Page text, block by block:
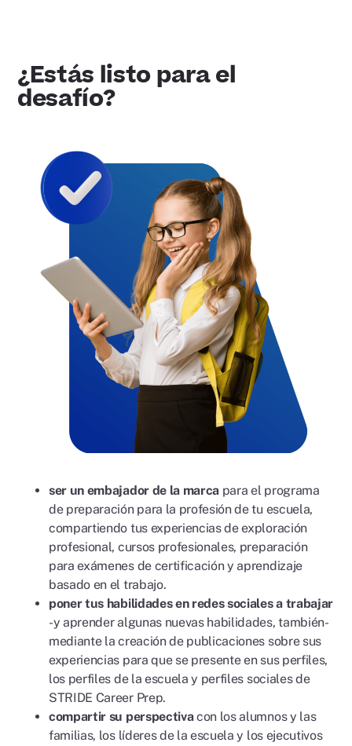
¿Estás listo para el
desafío?
ser un embajador de la marca para el programa
de preparación para la profesión de tu escuela,
compartiendo tus experiencias de exploración
profesional, cursos profesionales, preparación
para exámenes de certificación y aprendizaje
basado en el trabajo.
poner tus habilidades en redes sociales a trabajar
-y aprender algunas nuevas habilidades, también-
mediante la creación de publicaciones sobre sus
experiencias para que se presente en sus perfiles,
los perfiles de la escuela y perfiles sociales de
STRIDE Career Prep.
compartir su perspectivacon los alumnos y las
familias, los líderes de la escuela y los ejecutivos